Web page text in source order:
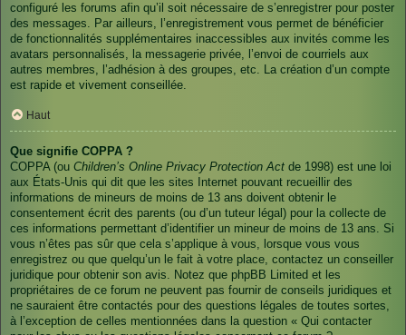
configuré les forums afin qu’il soit nécessaire de s’enregistrer pour poster
des messages. Par ailleurs, l’enregistrement vous permet de bénéficier
de fonctionnalités supplémentaires inaccessibles aux invités comme les
avatars personnalisés, la messagerie privée, l’envoi de courriels aux
autres membres, l’adhésion à des groupes, etc. La création d’un compte
est rapide et vivement conseillée.
Haut
Que signifie COPPA ?
COPPA (ou Children’s Online Privacy Protection Act de 1998) est une loi
aux États-Unis qui dit que les sites Internet pouvant recueillir des
informations de mineurs de moins de 13 ans doivent obtenir le
consentement écrit des parents (ou d’un tuteur légal) pour la collecte de
ces informations permettant d’identifier un mineur de moins de 13 ans. Si
vous n’êtes pas sûr que cela s’applique à vous, lorsque vous vous
enregistrez ou que quelqu’un le fait à votre place, contactez un conseiller
juridique pour obtenir son avis. Notez que phpBB Limited et les
propriétaires de ce forum ne peuvent pas fournir de conseils juridiques et
ne sauraient être contactés pour des questions légales de toutes sortes,
à l’exception de celles mentionnées dans la question « Qui contacter